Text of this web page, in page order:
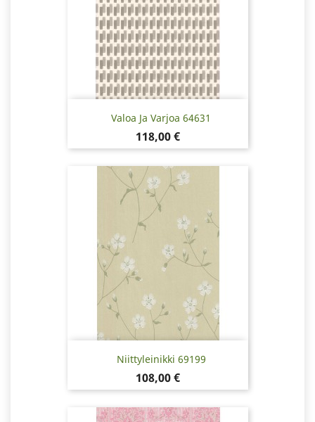
Valoa Ja Varjoa 64631
Hinta
118,00 €
Niittyleinikki 69199
Hinta
108,00 €